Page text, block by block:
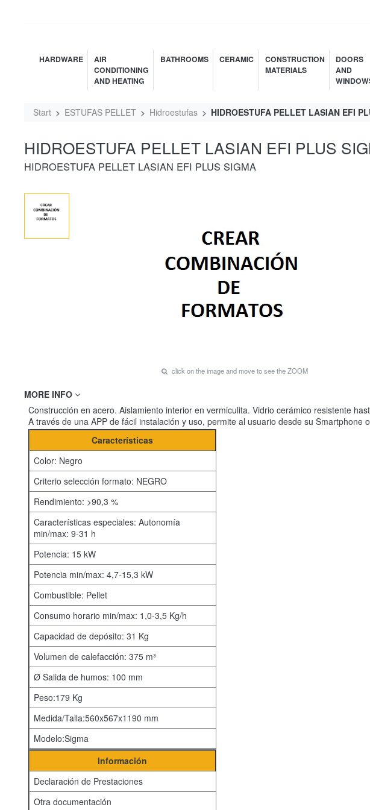
HARDWARE
AIR
CONDITIONING
AND HEATING
BATHROOMS CERAMIC
CONSTRUCTION
MATERIALS
DOORS
AND
Start ESTUFAS PELLET Hidroestufas HIDROESTUFA PELLET LASIAN EFI
HIDROESTUFA PELLET LASIAN EFI PLUS
HIDROESTUFA PELLET LASIAN EFI PLUS SIGMA
click on the image and move to see the ZOOM
MORE INFO
Construcción en acero. Aislamiento interior en vermiculita. Vidrio cerámico resistente
A través de una APP de fácil instalación y uso, permite al usuario desde su Smartphone
Características
Color: Negro
Criterio selección formato: NEGRO
Rendimiento: >90,3 %
Características especiales: Autonomía
min/max: 9-31 h
Potencia: 15 kW
Potencia min/max: 4,7-15,3 kW
Combustible: Pellet
Consumo horario min/max: 1,0-3,5 Kg/h
Capacidad de depósito: 31 Kg
Volumen de calefacción: 375 m³
Ø Salida de humos: 100 mm
Peso:179 Kg
Medida/Talla:560x567x1190 mm
Modelo:Sigma
Información
Declaración de Prestaciones
Otra documentación